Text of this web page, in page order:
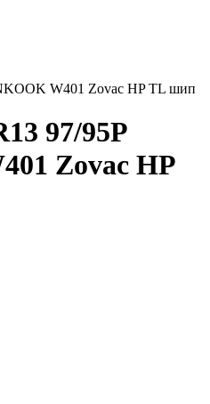
W401 Zovac HP TL шип
97/95P
Zovac HP